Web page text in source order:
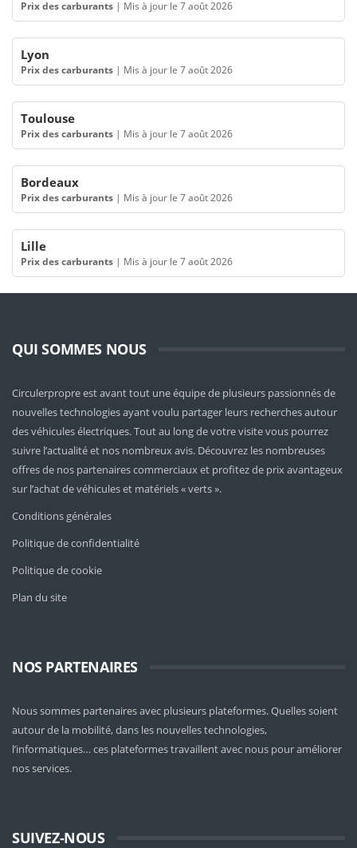
Prix des carburants | Mis à jour le 7 août 2026
Lyon
Prix des carburants | Mis à jour le 7 août 2026
Toulouse
Prix des carburants | Mis à jour le 7 août 2026
Bordeaux
Prix des carburants | Mis à jour le 7 août 2026
Lille
Prix des carburants | Mis à jour le 7 août 2026
QUI SOMMES NOUS
Circulerpropre est avant tout une équipe de plusieurs passionnés de
nouvelles technologies ayant voulu partager leurs recherches autour
des véhicules électriques. Tout au long de votre visite vous pourrez
suivre l’actualité et nos nombreux avis. Découvrez les nombreuses
offres de nos partenaires commerciaux et profitez de prix avantageux
sur l’achat de véhicules et matériels « verts ».
Conditions générales
Politique de confidentialité
Politique de cookie
Plan du site
NOS PARTENAIRES
Nous sommes partenaires avec plusieurs plateformes. Quelles soient
autour de la mobilité, dans les nouvelles technologies,
l’informatiques… ces plateformes travaillent avec nous pour améliorer
nos services.
SUIVEZ-NOUS